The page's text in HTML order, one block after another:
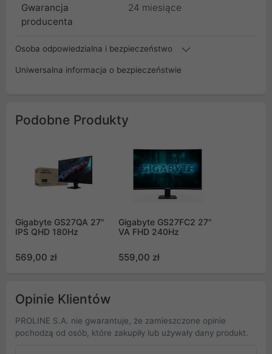
Gwarancja
producenta
24 miesiące
Osoba odpowiedzialna i bezpieczeństwo
Uniwersalna informacja o bezpieczeństwie
Podobne Produkty
Gigabyte GS27QA 27"
IPS QHD 180Hz
569,00 zł
Gigabyte GS27FC2 27"
VA FHD 240Hz
559,00 zł
Opinie Klientów
PROLINE S.A. nie gwarantuje, że zamieszczone opinie
pochodzą od osób, które zakupiły lub używały dany produkt.